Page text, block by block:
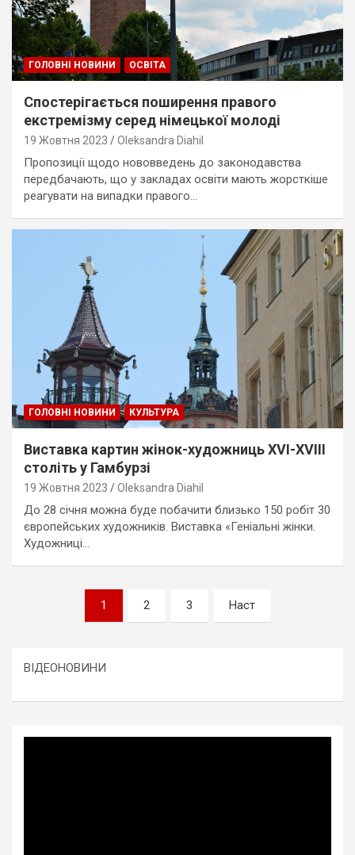
ГОЛОВНІ НОВИНИ ОСВІТА
Спостерігається поширення правого
екстремізму серед німецької молоді
19 Жовтня 2023 Oleksandra Diahil
Пропозиції щодо нововведень до законодавства
передбачають, що у закладах освіти мають жорсткіше
реагувати на випадки правого…
ГОЛОВНІ НОВИНИ КУЛЬТУРА
Виставка картин жінок-художниць XVI-XVIII
століть у Гамбурзі
19 Жовтня 2023 Oleksandra Diahil
До 28 січня можна буде побачити близько 150 робіт 30
європейських художників. Виставка «Геніальні жінки.
Художниці…
Пагінація1 2 3 Наст
ВІДЕОНОВИНИ